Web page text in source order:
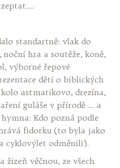
standartně: vlak do
noční hra a soutěže, koně,
výborné řepové
dětí o biblických
astmatikovo, drezína,
guláše v přírodě … a
Kdo pozná podle
fidorku (to byla jako
cyklovýlet odměnili).
žízeň věčnou, ze všech